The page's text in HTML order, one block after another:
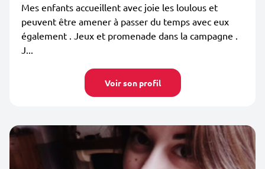
Mes enfants accueillent avec joie les loulous et
peuvent être amener à passer du temps avec eux
également . Jeux et promenade dans la campagne .
J...
Voir son profil